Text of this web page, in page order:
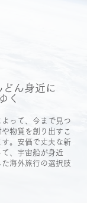
ん身近に
く
って、今まで見つ
物質を創り出すこ
。安価で丈夫な新
、宇宙船が身近
海外旅行の選択肢